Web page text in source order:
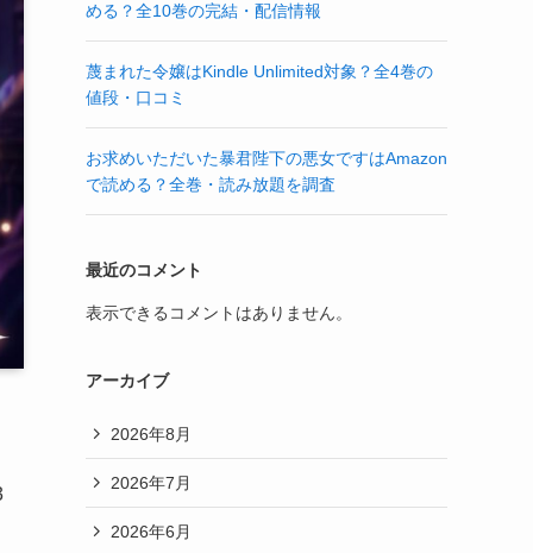
める？全10巻の完結・配信情報
蔑まれた令嬢はKindle Unlimited対象？全4巻の
値段・口コミ
お求めいただいた暴君陛下の悪女ですはAmazon
で読める？全巻・読み放題を調査
最近のコメント
表示できるコメントはありません。
アーカイブ
2026年8月
2026年7月
2026年6月